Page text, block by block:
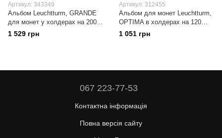
Артикул: 343349
Альбом Leuchtturm, GRANDE
для монет у холдерах на 200
монет, з футляром
1 529 грн
Артикул: 312455
Альбом для монет Leuchtturm,
OPTIMA в холдерах на 120
монет
1 051 грн
067 223-77-53
Контактна інформація
Повна версія сайту